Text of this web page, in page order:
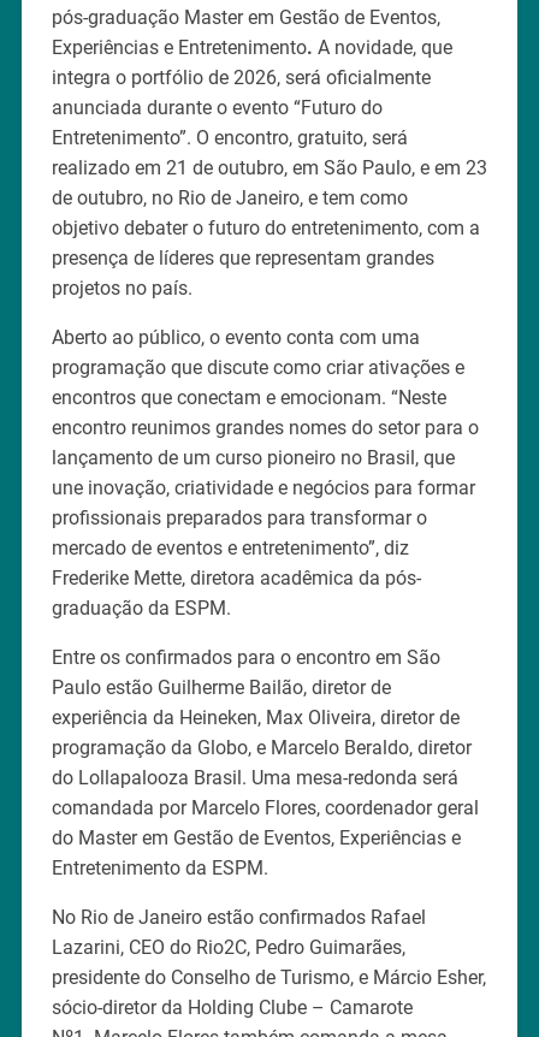
pós-graduação Master em Gestão de Eventos,
Experiências e Entretenimento. A novidade, que
integra o portfólio de 2026, será oficialmente
anunciada durante o evento “Futuro do
Entretenimento”. O encontro, gratuito, será
realizado em 21 de outubro, em São Paulo, e em 23
de outubro, no Rio de Janeiro, e tem como
objetivo debater o futuro do entretenimento, com a
presença de líderes que representam grandes
projetos no país.
Aberto ao público, o evento conta com uma
programação que discute como criar ativações e
encontros que conectam e emocionam. “Neste
encontro reunimos grandes nomes do setor para o
lançamento de um curso pioneiro no Brasil, que
une inovação, criatividade e negócios para formar
profissionais preparados para transformar o
mercado de eventos e entretenimento”, diz
Frederike Mette, diretora acadêmica da pós-
graduação da ESPM.
Entre os confirmados para o encontro em São
Paulo estão Guilherme Bailão, diretor de
experiência da Heineken, Max Oliveira, diretor de
programação da Globo, e Marcelo Beraldo, diretor
do Lollapalooza Brasil. Uma mesa-redonda será
comandada por Marcelo Flores, coordenador geral
do Master em Gestão de Eventos, Experiências e
Entretenimento da ESPM.
No Rio de Janeiro estão confirmados Rafael
Lazarini, CEO do Rio2C, Pedro Guimarães,
presidente do Conselho de Turismo, e Márcio Esher,
sócio-diretor da Holding Clube – Camarote